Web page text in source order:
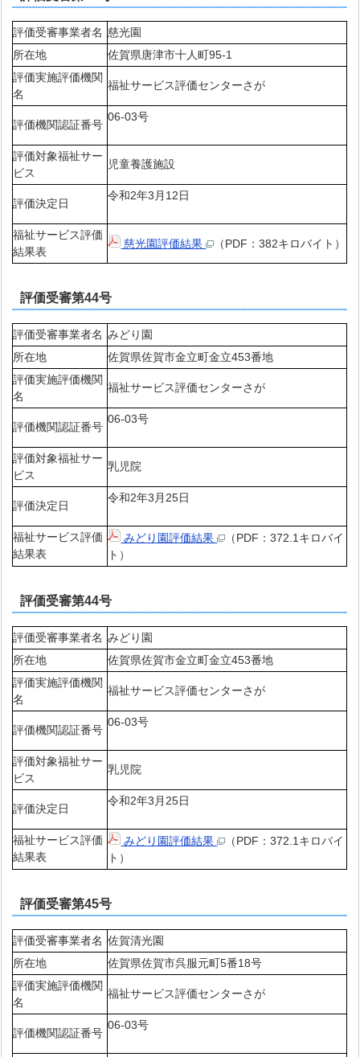
評価受審事業者名 慈光園
所在地
佐賀県唐津市十人町95-1
評価実施評価機関
名
福祉サービス評価センターさが
評価機関認証番号
06-03号
評価対象福祉サー
ビス
児童養護施設
評価決定日
令和2年3月12日
福祉サービス評価
結果表
慈光園評価結果 （PDF：382キロバイト）
評価受審第44号
評価受審事業者名 みどり園
所在地
佐賀県佐賀市金立町金立453番地
評価実施評価機関
名
福祉サービス評価センターさが
評価機関認証番号
06-03号
評価対象福祉サー
ビス
乳児院
評価決定日
令和2年3月25日
福祉サービス評価
結果表
みどり園評価結果
（PDF：372.1キロバイ
ト）
評価受審第44号
評価受審事業者名 みどり園
所在地
佐賀県佐賀市金立町金立453番地
評価実施評価機関
名
福祉サービス評価センターさが
評価機関認証番号
06-03号
評価対象福祉サー
ビス
乳児院
評価決定日
令和2年3月25日
福祉サービス評価
結果表
みどり園評価結果
（PDF：372.1キロバイ
ト）
評価受審第45号
評価受審事業者名 佐賀清光園
所在地
佐賀県佐賀市呉服元町5番18号
評価実施評価機関
名
福祉サービス評価センターさが
評価機関認証番号
06-03号